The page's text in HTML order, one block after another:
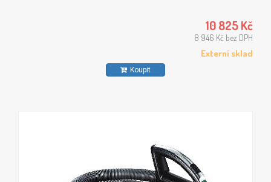
10 825 Kč
8 946 Kč bez DPH
Externí sklad
Koupit